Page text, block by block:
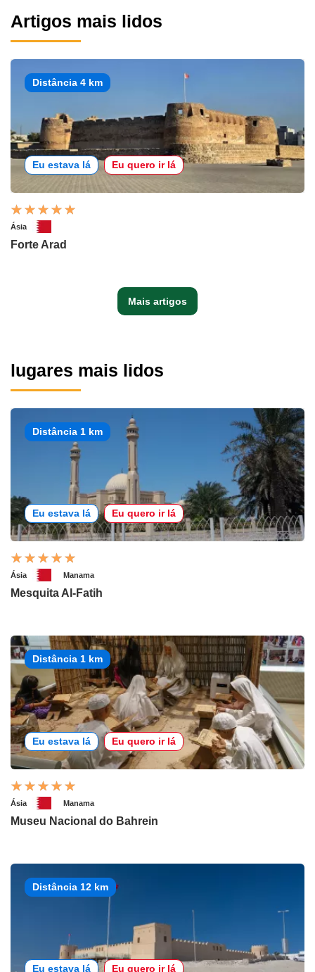
Artigos mais lidos
Distância 4 km
Eu estava lá Eu quero ir lá
Ásia
Forte Arad
Mais artigos
lugares mais lidos
Distância 1 km
Eu estava lá Eu quero ir lá
Ásia Manama
Mesquita Al-Fatih
Distância 1 km
Eu estava lá Eu quero ir lá
Ásia Manama
Museu Nacional do Bahrein
Distância 12 km
Eu estava lá Eu quero ir lá